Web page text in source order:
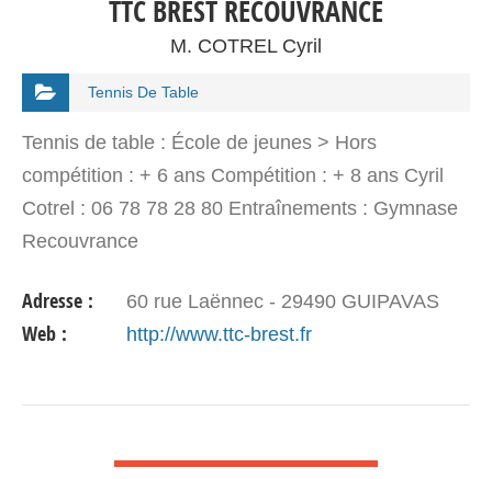
TTC BREST RECOUVRANCE
M. COTREL Cyril
Tennis De Table
Tennis de table : École de jeunes > Hors
compétition : + 6 ans Compétition : + 8 ans Cyril
Cotrel : 06 78 78 28 80 Entraînements : Gymnase
Recouvrance
Adresse : 60 rue Laënnec - 29490 GUIPAVAS
Web : http://www.ttc-brest.fr